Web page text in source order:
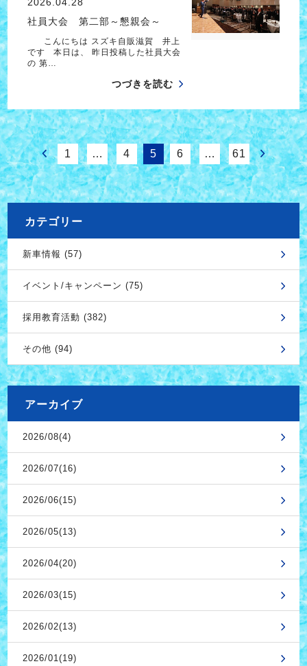
社員大会 第二部～懇親会～
こんにちは スズキ自販滋賀 井上
です 本日は、 昨日投稿した社員大会
の 第…
つづきを読む
1 … 4 5 6 … 61
カテゴリー
新車情報 (57)
イベント/キャンペーン (75)
採用教育活動 (382)
その他 (94)
アーカイブ
2026/08(4)
2026/07(16)
2026/06(15)
2026/05(13)
2026/04(20)
2026/03(15)
2026/02(13)
2026/01(19)